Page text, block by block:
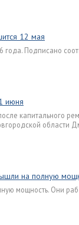
12 мая
Подписано
июня
капитального
области
на полную
мощность. Они